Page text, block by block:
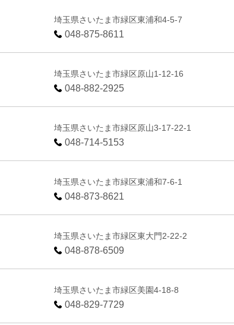
埼玉県さいたま市緑区東浦和4-5-7
048-875-8611
埼玉県さいたま市緑区原山1-12-16
048-882-2925
埼玉県さいたま市緑区原山3-17-22-1
048-714-5153
埼玉県さいたま市緑区東浦和7-6-1
048-873-8621
埼玉県さいたま市緑区東大門2-22-2
048-878-6509
埼玉県さいたま市緑区美園4-18-8
048-829-7729